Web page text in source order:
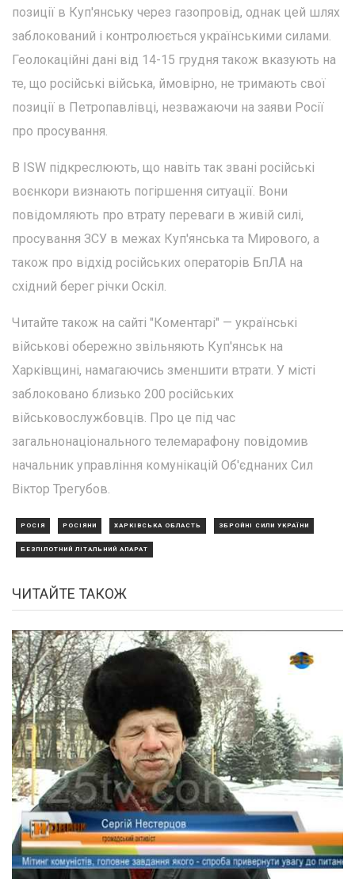
позиції в Куп'янську через газопровід, однак цей шлях
заблокований і контролюється українськими силами.
Геолокаційні дані від 14-15 грудня також вказують на
те, що російські війська, ймовірно, не тримають свої
позиції в Петропавлівці, незважаючи на заяви Росії
про просування.
В ISW підкреслюють, що навіть так звані російські
воєнкори визнають погіршення ситуації. Вони
повідомляють про втрату переваги в живій силі,
просування ЗСУ в межах Куп'янська та Мирового, а
також про відхід російських операторів БпЛА на
східний берег річки Оскіл.
Читайте також на сайті "Коментарі" — українські
військові обережно звільняють Куп'янськ на
Харківщині, намагаючись зменшити втрати. У місті
заблоковано близько 200 російських
військовослужбовців. Про це під час
загальнонаціонального телемарафону повідомив
начальник управління комунікацій Об'єднаних Сил
Віктор Трегубов.
РОСІЯ РОСІЯНИ ХАРКІВСЬКА ОБЛАСТЬ ЗБРОЙНІ СИЛИ УКРАЇНИ
БЕЗПІЛОТНИЙ ЛІТАЛЬНИЙ АПАРАТ
ЧИТАЙТЕ ТАКОЖ